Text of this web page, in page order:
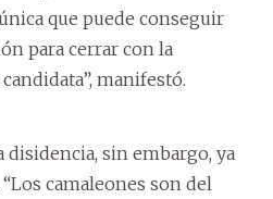
que puede conseguir
para cerrar con la
manifestó.
disidencia, sin embargo, ya
camaleones son del